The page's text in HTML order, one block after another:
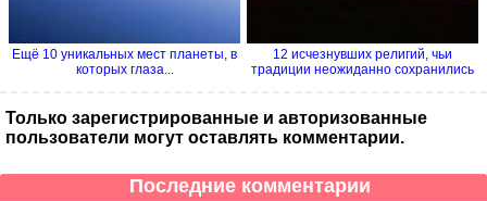
Ещё 10 уникальных мест планеты, в
которых глаза...
12 исчезнувших религий, чьи
традиции неожиданно сохранились
Только зарегистрированные и авторизованные
пользователи могут оставлять комментарии.
Последние комментарии